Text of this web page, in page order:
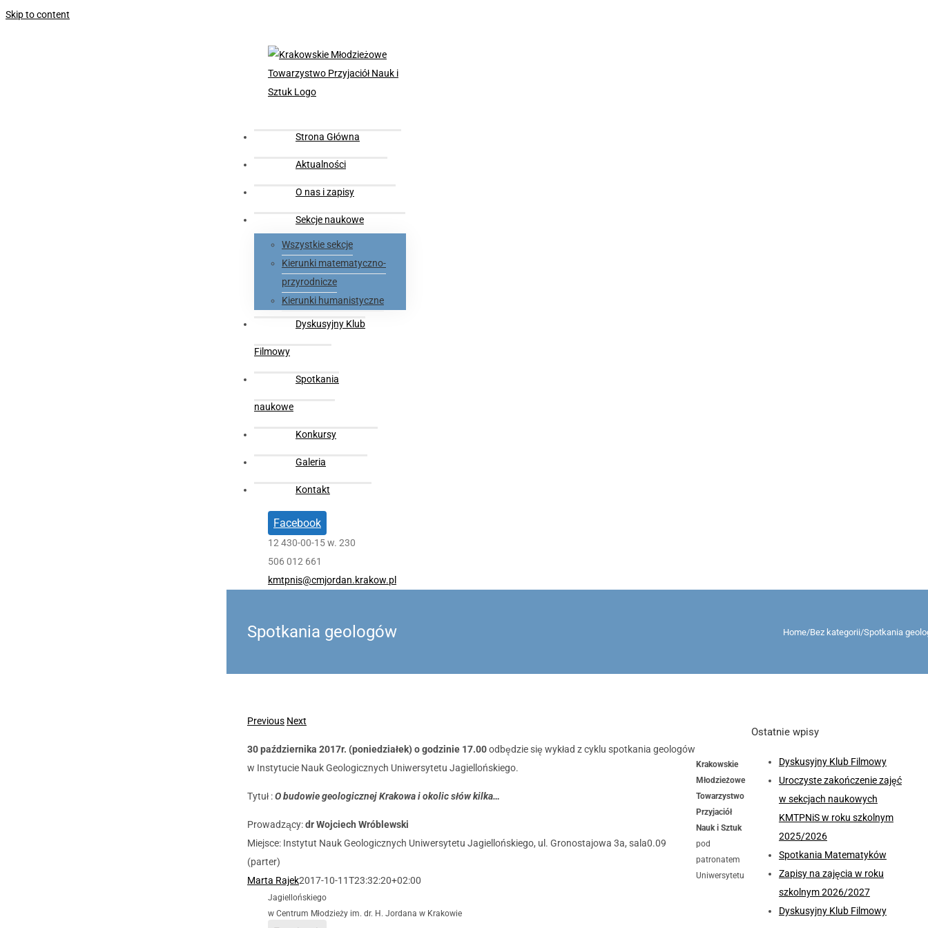
Skip to content
Strona Główna
Aktualności
O nas i zapisy
Sekcje naukowe
Wszystkie sekcje
Kierunki matematyczno-
przyrodnicze
Kierunki humanistyczne
Dyskusyjny Klub
Filmowy
Spotkania
naukowe
Konkursy
Galeria
Kontakt
Facebook
12 430-00-15 w. 230
506 012 661
kmtpnis@cmjordan.krakow.pl
Spotkania geologów Home/Bez kategorii/Spotkania
Previous Next
30 października 2017r. (poniedziałek) o godzinie 17.00odbędzie się wykład z cyklu spotkania geologów
w Instytucie Nauk Geologicznych Uniwersytetu Jagiellońskiego.
Tytuł :O budowie geologicznej Krakowa i okolic słów kilka…
Prowadzący:dr Wojciech Wróblewski
Miejsce: Instytut Nauk Geologicznych Uniwersytetu Jagiellońskiego, ul. Gronostajowa 3a, sala0.09
(parter)
Marta Rajek2017-10-11T23:32:20+02:00
Ostatnie wpisy
Dyskusyjny Klub Filmowy
Uroczyste zakończenie zajęć
w sekcjach naukowych
KMTPNiS w roku szkolnym
2025/2026
Spotkania Matematyków
Zapisy na zajęcia w roku
szkolnym 2026/2027
Dyskusyjny Klub Filmowy
Krakowskie
Młodzieżowe
Towarzystwo
Przyjaciół
Nauk i Sztuk
pod
patronatem
Uniwersytetu
Jagiellońskiego
w Centrum Młodzieży im. dr. H. Jordana w Krakowie